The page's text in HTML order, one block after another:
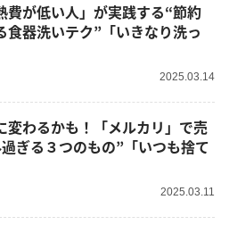
費が低い人」が実践する“節約
食器洗いテク”「いきなり洗っ
2025.03.14
変わるかも！「メルカリ」で売
ぎる３つのもの”「いつも捨て
2025.03.11